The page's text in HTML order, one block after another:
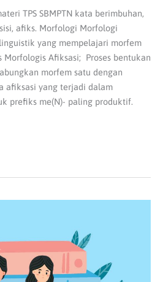
TPS SBMPTN kata berimbuhan,
afiks. Morfologi Morfologi
yang mempelajari morfem
Morfologis Afiksasi; Proses bentukan
morfem satu dengan
afiksasi yang terjadi dalam
prefiks me(N)- paling produktif.